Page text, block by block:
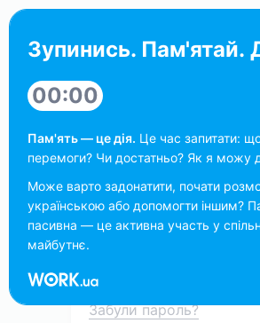
Вхід
Забули пароль?
Зупинись. Пам'ятай.
00:00
Пам'ять — це дія. Це час запитати:
перемоги? Чи достатньо? Як я можу
Може варто задонатити, почати
українською або допомогти іншим?
пасивна — це активна участь у
майбутнє.
Work.ua